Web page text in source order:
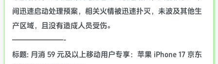
间迅速启动处理预案，相关火情被迅速扑灭，未波及其他生
产区域，且没有造成人员受伤。
———————-
标题: 月消 59 元及以上移动用户专享：苹果 iPhone 17 京东